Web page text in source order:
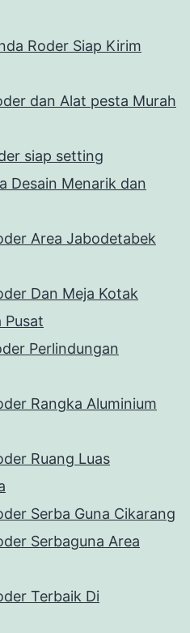
Roder Siap Kirim
dan Alat pesta Murah
siap setting
Desain Menarik dan
Area Jabodetabek
Dan Meja Kotak
Pusat
Perlindungan
Rangka Aluminium
Ruang Luas
Serba Guna Cikarang
Serbaguna Area
Terbaik Di